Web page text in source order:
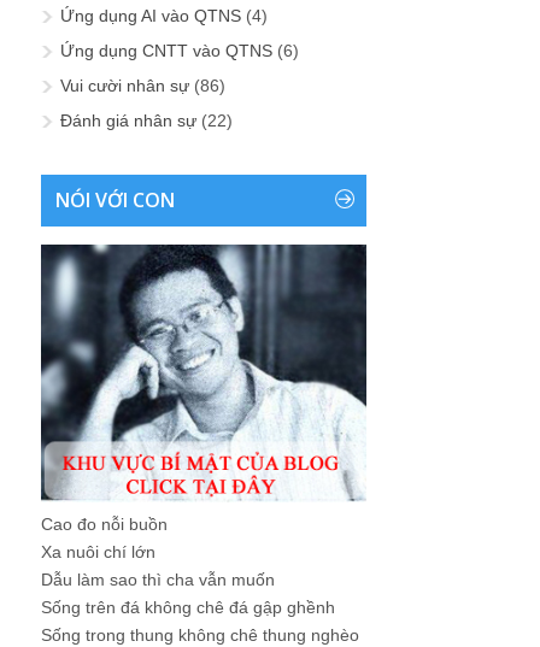
Ứng dụng AI vào QTNS (4)
Ứng dụng CNTT vào QTNS (6)
Vui cười nhân sự (86)
Đánh giá nhân sự (22)
NÓI VỚI CON
Cao đo nỗi buồn
Xa nuôi chí lớn
Dẫu làm sao thì cha vẫn muốn
Sống trên đá không chê đá gập ghềnh
Sống trong thung không chê thung nghèo